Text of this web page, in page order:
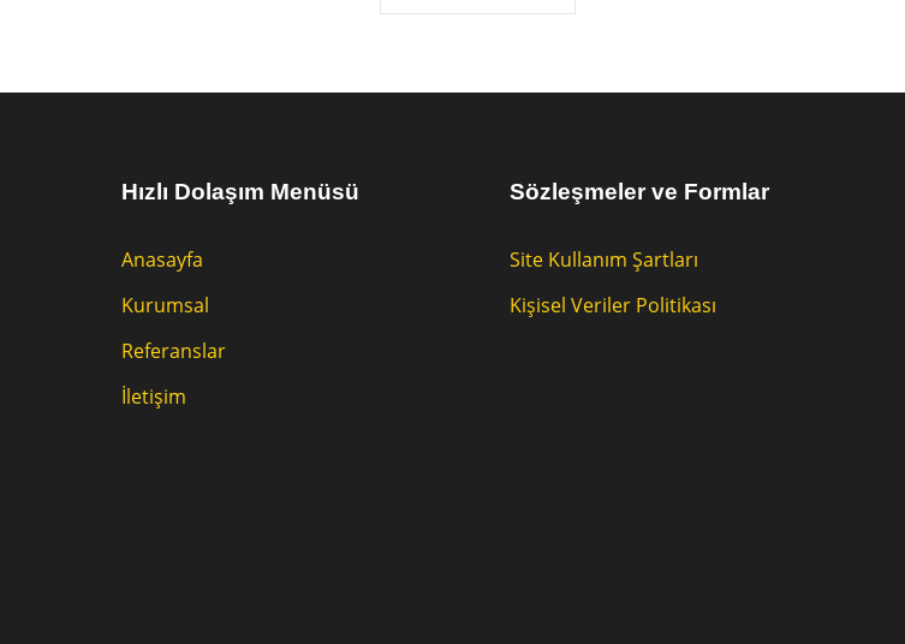
Hızlı Dolaşım Menüsü
Anasayfa
Kurumsal
Referanslar
İletişim
Sözleşmeler ve Formlar
Site Kullanım Şartları
Kişisel Veriler Politikası